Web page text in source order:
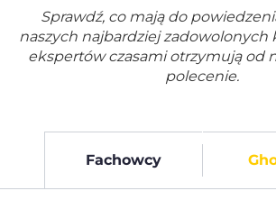
Sprawdź, co mają do
naszych najbardziej zadowolonych
ekspertów czasami otrzymują od
polecenie.
Fachowcy